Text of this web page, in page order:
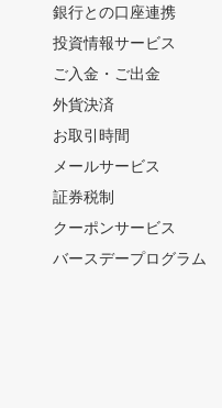
銀行との口座連携
投資情報サービス
ご入金・ご出金
外貨決済
お取引時間
メールサービス
証券税制
クーポンサービス
バースデープログラム